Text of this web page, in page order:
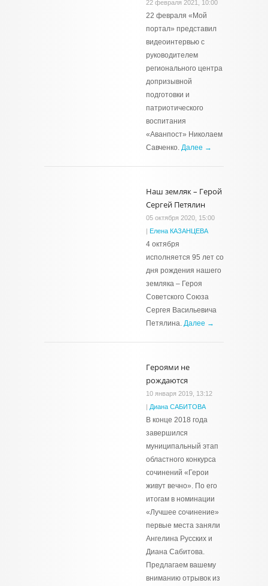
22 февраля 2021, 10:00
22 февраля «Мой
портал» представил
видеоинтервью с
руководителем
регионального центра
допризывной
подготовки и
патриотического
воспитания
«Аванпост» Николаем
Савченко. Далее →
Наш земляк – Герой
Сергей Петялин
05 октября 2020, 15:00
| Елена КАЗАНЦЕВА
4 октября
исполняется 95 лет со
дня рождения нашего
земляка – Героя
Советского Союза
Сергея Васильевича
Петялина. Далее →
Героями не
рождаются
10 января 2019, 13:12
| Диана САБИТОВА
В конце 2018 года
завершился
муниципальный этап
областного конкурса
сочинений «Герои
живут вечно». По его
итогам в номинации
«Лучшее сочинение»
первые места заняли
Ангелина Русских и
Диана Сабитова.
Предлагаем вашему
вниманию отрывок из